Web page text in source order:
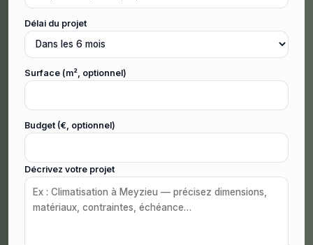
Délai du projet
Surface (m², optionnel)
Budget (€, optionnel)
Décrivez votre projet